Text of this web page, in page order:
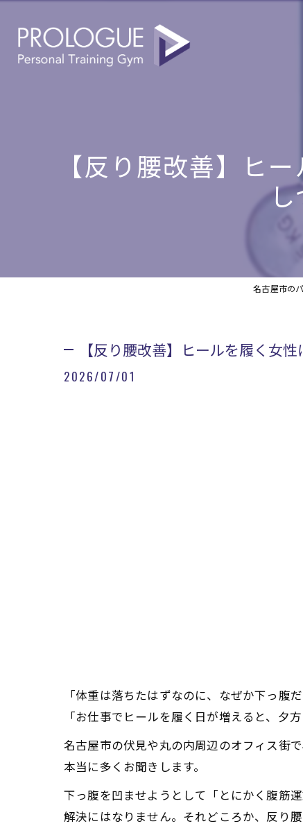
【反り腰改善】ヒ
し
名古屋市の
【反り腰改善】ヒールを履く女
2026/07/01
「体重は落ちたはずなのに、なぜか下っ腹
「お仕事でヒールを履く日が増えると、夕
名古屋市の伏見や丸の内周辺のオフィス街
本当に多くお聞きします。
下っ腹を凹ませようとして「とにかく腹筋
解決にはなりません。それどころか、反り